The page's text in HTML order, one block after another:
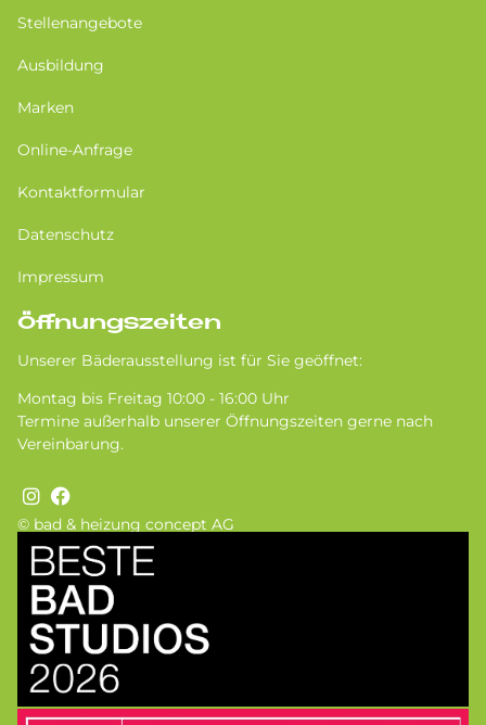
© bad & heizung concept AG
Bild
Stellenangebote
Ausbildung
Marken
Online-Anfrage
Kontaktformular
Datenschutz
Impressum
Öffnungszeiten
Unserer Bäderausstellung ist für Sie geöffnet:
Montag bis Freitag 10:00 - 16:00 Uhr
Termine außerhalb unserer Öffnungszeiten gerne nach
Vereinbarung.